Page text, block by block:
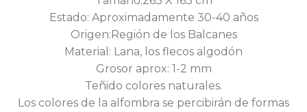
era:
900,00€.450,00€.
Estado: Aproximadamente 30-40 años
Origen:Región de los Balcanes
Material: Lana, los flecos algodón
Grosor aprox: 1-2 mm
Teñido colores naturales.
Los colores de la alfombra se percibirán de formas